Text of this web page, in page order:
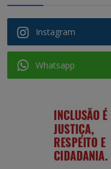
Instagram
Whatsapp